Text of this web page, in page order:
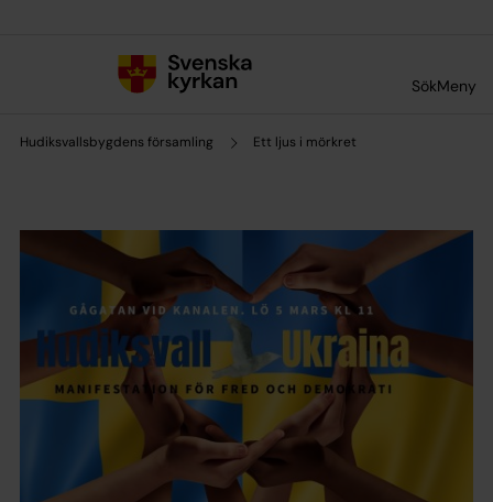
SökMeny
Hudiksvallsbygdens församling Ett ljus i mörkret